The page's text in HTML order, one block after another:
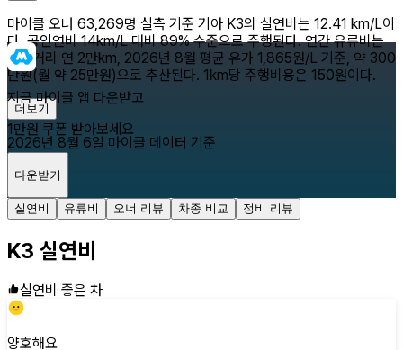
마이클 오너 63,269명 실측 기준 기아 K3의 실연비는 12.41 km/L이
다. 공인연비 14km/L 대비 89% 수준으로 주행된다. 연간 유류비는
주행거리 연 2만km, 2026년 8월 평균 유가 1,865원/L 기준, 약 300
만원(월 약 25만원)으로 추산된다. 1km당 주행비용은 150원이다.
더보기
2026년 8월 6일 마이클 데이터 기준
닫기
지금 마이클 앱 다운받고
1만원 쿠폰 받아보세요
다운받기
실연비 유류비 오너 리뷰 차종 비교 정비 리뷰
K3 실연비
실연비 좋은 차
양호해요